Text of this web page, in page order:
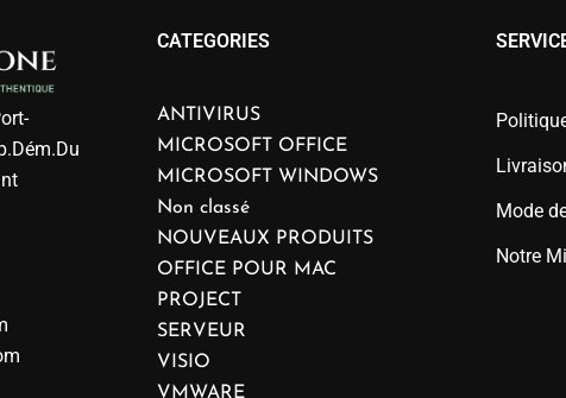
CATEGORIES
ANTIVIRUS
MICROSOFT OFFICE
MICROSOFT WINDOWS
Non classé
NOUVEAUX PRODUITS
OFFICE POUR MAC
PROJECT
SERVEUR
VISIO
VMWARE
Mode
Notre